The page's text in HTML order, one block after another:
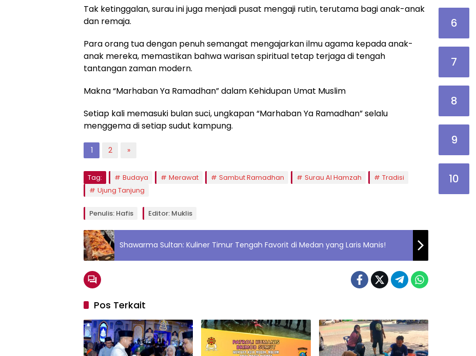
Tak ketinggalan, surau ini juga menjadi pusat mengaji rutin, terutama bagi anak-anak
dan remaja.
Para orang tua dengan penuh semangat mengajarkan ilmu agama kepada anak-
anak mereka, memastikan bahwa warisan spiritual tetap terjaga di tengah
tantangan zaman modern.
Makna “Marhaban Ya Ramadhan” dalam Kehidupan Umat Muslim
Setiap kali memasuki bulan suci, ungkapan “Marhaban Ya Ramadhan” selalu
menggema di setiap sudut kampung.
1 2 »
Tag: Budaya Merawat Sambut Ramadhan Surau Al Hamzah
Tradisi
Ujung Tanjung
Penulis: Hafis Editor: Muklis
Shawarma Sultan: Kuliner Timur Tengah Favorit di Medan yang Laris Manis!
Pos Terkait
6
7
8
9
10